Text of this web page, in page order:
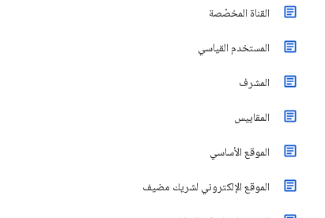
القناة المخصّصة
المستخدم القياسي
المشرف
المقاييس
الموقع الأساسي
الموقع الإلكتروني لشريك مضيف